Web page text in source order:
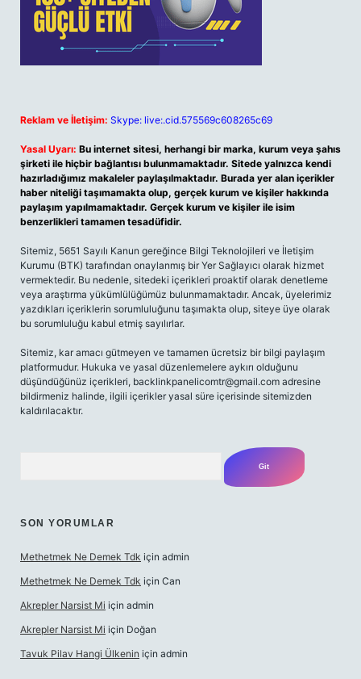
Reklam ve İletişim: Skype: live:.cid.575569c608265c69
Yasal Uyarı: Bu internet sitesi, herhangi bir marka, kurum veya şahıs
şirketi ile hiçbir bağlantısı bulunmamaktadır. Sitede yalnızca kendi
hazırladığımız makaleler paylaşılmaktadır. Burada yer alan içerikler
haber niteliği taşımamakta olup, gerçek kurum ve kişiler hakkında
paylaşım yapılmamaktadır. Gerçek kurum ve kişiler ile isim
benzerlikleri tamamen tesadüfidir.
Sitemiz, 5651 Sayılı Kanun gereğince Bilgi Teknolojileri ve İletişim
Kurumu (BTK) tarafından onaylanmış bir Yer Sağlayıcı olarak hizmet
vermektedir. Bu nedenle, sitedeki içerikleri proaktif olarak denetleme
veya araştırma yükümlülüğümüz bulunmamaktadır. Ancak, üyelerimiz
yazdıkları içeriklerin sorumluluğunu taşımakta olup, siteye üye olarak
bu sorumluluğu kabul etmiş sayılırlar.
Sitemiz, kar amacı gütmeyen ve tamamen ücretsiz bir bilgi paylaşım
platformudur. Hukuka ve yasal düzenlemelere aykırı olduğunu
düşündüğünüz içerikleri, backlinkpanelicomtr@gmail.com adresine
bildirmeniz halinde, ilgili içerikler yasal süre içerisinde sitemizden
kaldırılacaktır.
SON YORUMLAR
Methetmek Ne Demek Tdk için admin
Methetmek Ne Demek Tdk için Can
Akrepler Narsist Mi için admin
Akrepler Narsist Mi için Doğan
Tavuk Pilav Hangi Ülkenin için admin